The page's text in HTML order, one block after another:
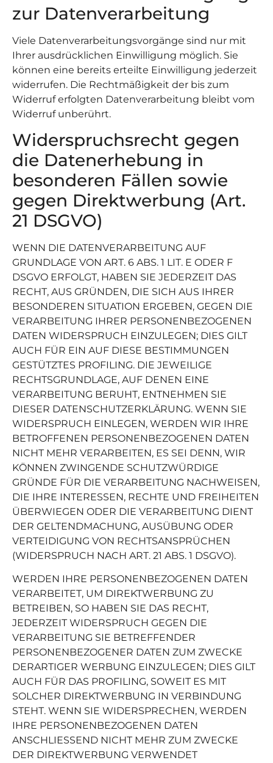
zur Datenverarbeitung
Viele Datenverarbeitungsvorgänge sind nur mit
Ihrer ausdrücklichen Einwilligung möglich. Sie
können eine bereits erteilte Einwilligung jederzeit
widerrufen. Die Rechtmäßigkeit der bis zum
Widerruf erfolgten Datenverarbeitung bleibt vom
Widerruf unberührt.
Widerspruchsrecht gegen
die Datenerhebung in
besonderen Fällen sowie
gegen Direktwerbung (Art.
21 DSGVO)
WENN DIE DATENVERARBEITUNG AUF
GRUNDLAGE VON ART. 6 ABS. 1 LIT. E ODER F
DSGVO ERFOLGT, HABEN SIE JEDERZEIT DAS
RECHT, AUS GRÜNDEN, DIE SICH AUS IHRER
BESONDEREN SITUATION ERGEBEN, GEGEN DIE
VERARBEITUNG IHRER PERSONENBEZOGENEN
DATEN WIDERSPRUCH EINZULEGEN; DIES GILT
AUCH FÜR EIN AUF DIESE BESTIMMUNGEN
GESTÜTZTES PROFILING. DIE JEWEILIGE
RECHTSGRUNDLAGE, AUF DENEN EINE
VERARBEITUNG BERUHT, ENTNEHMEN SIE
DIESER DATENSCHUTZERKLÄRUNG. WENN SIE
WIDERSPRUCH EINLEGEN, WERDEN WIR IHRE
BETROFFENEN PERSONENBEZOGENEN DATEN
NICHT MEHR VERARBEITEN, ES SEI DENN, WIR
KÖNNEN ZWINGENDE SCHUTZWÜRDIGE
GRÜNDE FÜR DIE VERARBEITUNG NACHWEISEN,
DIE IHRE INTERESSEN, RECHTE UND FREIHEITEN
ÜBERWIEGEN ODER DIE VERARBEITUNG DIENT
DER GELTENDMACHUNG, AUSÜBUNG ODER
VERTEIDIGUNG VON RECHTSANSPRÜCHEN
(WIDERSPRUCH NACH ART. 21 ABS. 1 DSGVO).
WERDEN IHRE PERSONENBEZOGENEN DATEN
VERARBEITET, UM DIREKTWERBUNG ZU
BETREIBEN, SO HABEN SIE DAS RECHT,
JEDERZEIT WIDERSPRUCH GEGEN DIE
VERARBEITUNG SIE BETREFFENDER
PERSONENBEZOGENER DATEN ZUM ZWECKE
DERARTIGER WERBUNG EINZULEGEN; DIES GILT
AUCH FÜR DAS PROFILING, SOWEIT ES MIT
SOLCHER DIREKTWERBUNG IN VERBINDUNG
STEHT. WENN SIE WIDERSPRECHEN, WERDEN
IHRE PERSONENBEZOGENEN DATEN
ANSCHLIESSEND NICHT MEHR ZUM ZWECKE
DER DIREKTWERBUNG VERWENDET